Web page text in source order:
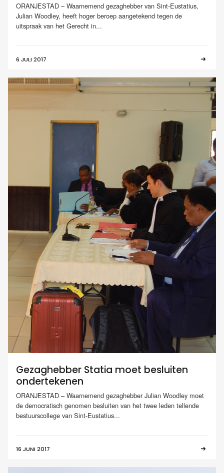
ORANJESTAD – Waarnemend gezaghebber van Sint-Eustatius,
Julian Woodley, heeft hoger beroep aangetekend tegen de
uitspraak van het Gerecht in...
6 JULI 2017
Gezaghebber Statia moet besluiten
ondertekenen
ORANJESTAD – Waarnemend gezaghebber Julian Woodley moet
de democratisch genomen besluiten van het twee leden tellende
bestuurscollege van Sint-Eustatius...
16 JUNI 2017